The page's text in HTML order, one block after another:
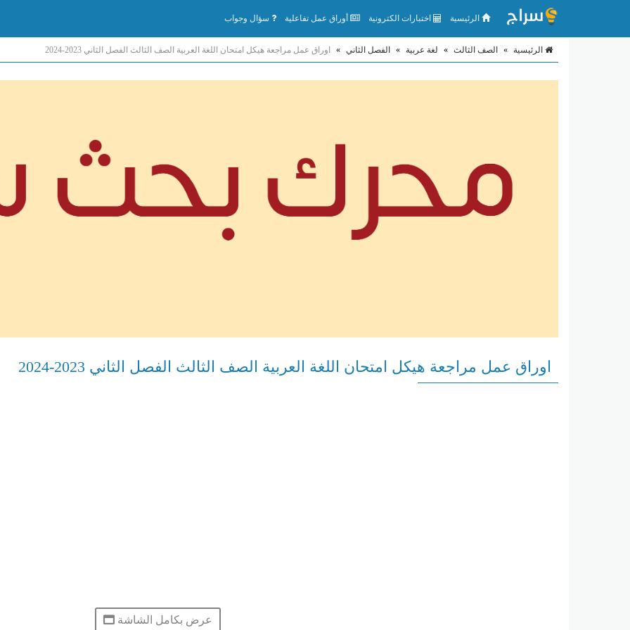
الرئيسية اختبارات الكترونية أوراق عمل تفاعلية سؤال وجواب
الرئيسية » الصف الثالث » لغة عربية » الفصل الثاني » اوراق عمل مراجعة هيكل امتحان اللغة العربية الصف الثالث الفصل الثاني 2023-2024
اوراق عمل مراجعة هيكل امتحان اللغة العربية الصف الثالث الفصل الثاني 2023-2024
عرض بكامل الشاشة